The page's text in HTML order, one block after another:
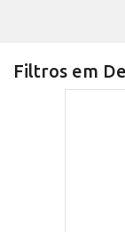
Filtros em